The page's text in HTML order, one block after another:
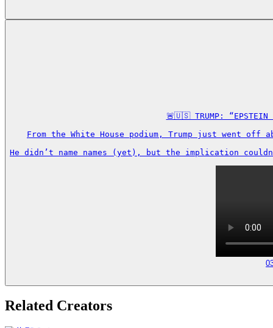
🚨🇺🇸 TRUMP: “EPSTEIN
From the White House podium, Trump just went
He didn’t name names (yet), but the implication
Related Creators